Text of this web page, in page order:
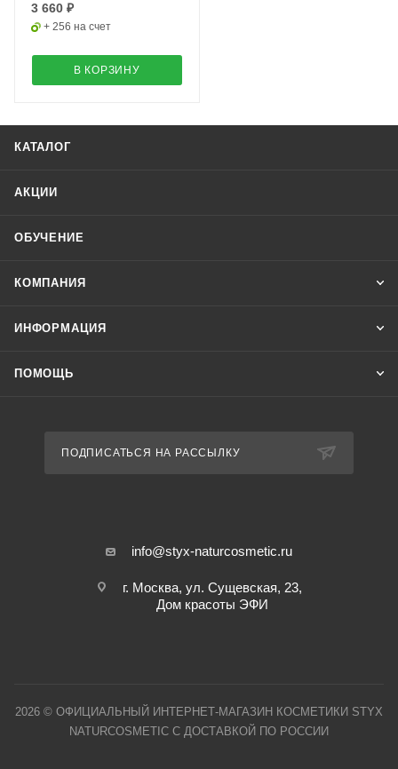
3 660 ₽
+ 256 на счет
В КОРЗИНУ
КАТАЛОГ
АКЦИИ
ОБУЧЕНИЕ
КОМПАНИЯ
ИНФОРМАЦИЯ
ПОМОЩЬ
ПОДПИСАТЬСЯ НА РАССЫЛКУ
info@styx-naturcosmetic.ru
г. Москва, ул. Сущевская, 23,
Дом красоты ЭФИ
2026 © ОФИЦИАЛЬНЫЙ ИНТЕРНЕТ-МАГАЗИН КОСМЕТИКИ STYX
NATURCOSMETIC С ДОСТАВКОЙ ПО РОССИИ